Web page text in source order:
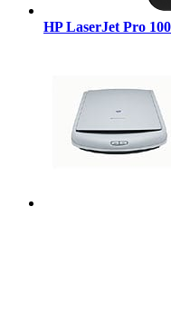
HP LaserJet Pro